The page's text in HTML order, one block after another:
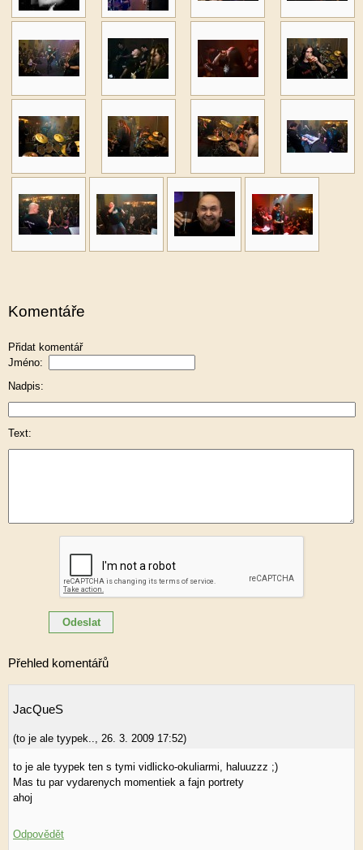
Komentáře
Přidat komentář
Jméno:
Nadpis:
Text:
Přehled komentářů
JacQueS
(to je ale tyypek.., 26. 3. 2009 17:52)
to je ale tyypek ten s tymi vidlicko-okuliarmi, haluuzzz ;)
Mas tu par vydarenych momentiek a fajn portrety
ahoj
Odpovědět